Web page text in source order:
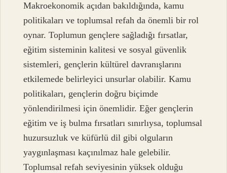
Makroekonomik açıdan bakıldığında, kamu
politikaları ve toplumsal refah da önemli bir rol
oynar. Toplumun gençlere sağladığı fırsatlar,
eğitim sisteminin kalitesi ve sosyal güvenlik
sistemleri, gençlerin kültürel davranışlarını
etkilemede belirleyici unsurlar olabilir. Kamu
politikaları, gençlerin doğru biçimde
yönlendirilmesi için önemlidir. Eğer gençlerin
eğitim ve iş bulma fırsatları sınırlıysa, toplumsal
huzursuzluk ve küfürlü dil gibi olguların
yaygınlaşması kaçınılmaz hale gelebilir.
Toplumsal refah seviyesinin yüksek olduğu